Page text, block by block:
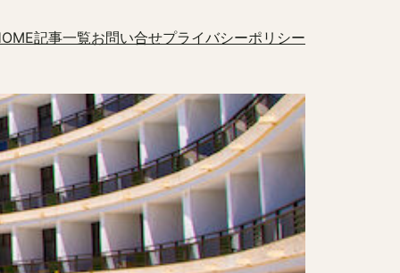
記事一覧お問い合せプライバシーポリシー